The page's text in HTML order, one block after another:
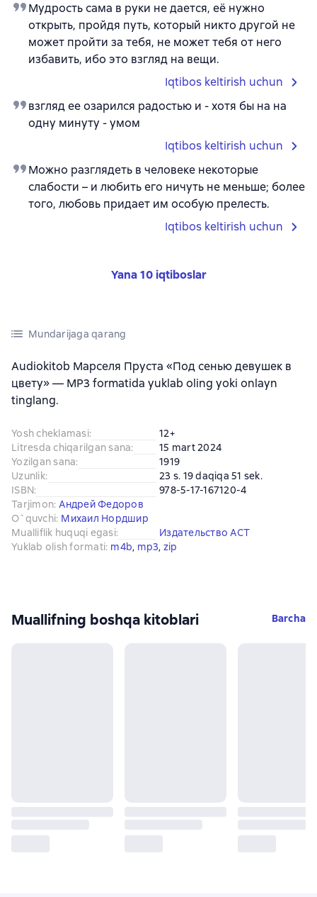
Мудрость сама в руки не дается, её нужно
открыть, пройдя путь, который никто другой не
может пройти за тебя, не может тебя от него
избавить, ибо это взгляд на вещи.
Iqtibos keltirish uchun
взгляд ее озарился радостью и - хотя бы на на
одну минуту - умом
Iqtibos keltirish uchun
Можно разглядеть в человеке некоторые
слабости – и любить его ничуть не меньше; более
того, любовь придает им особую прелесть.
Iqtibos keltirish uchun
Yana 10 iqtiboslar
Mundarijaga qarang
Audiokitob Марселя Пруста «Под сенью девушек в
цвету» — MP3 formatida yuklab oling yoki onlayn
tinglang.
Yosh cheklamasi:
12+
Litresda chiqarilgan sana:
15 mart 2024
Yozilgan sana:
1919
Uzunlik:
23 s. 19 daqiqa 51 sek.
ISBN:
978-5-17-167120-4
Tarjimon: Андрей Федоров
O`quvchi: Михаил Нордшир
Mualliflik huquqi egasi:
Издательство АСТ
Yuklab olish formati: m4b, mp3, zip
Muallifning boshqa kitoblari Barcha